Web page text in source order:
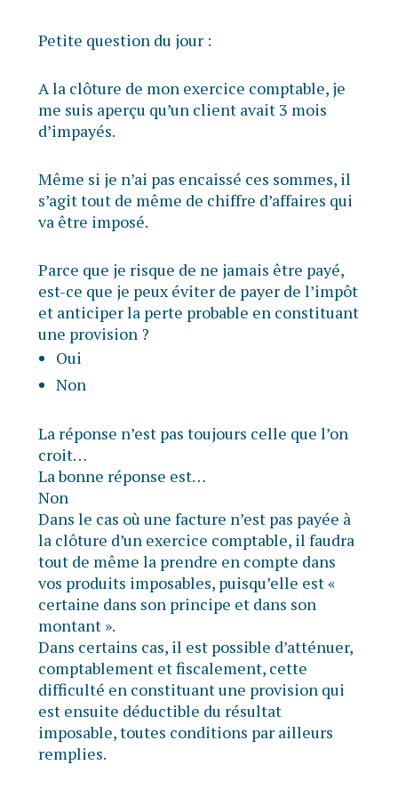
Petite question du jour :
A la clôture de mon exercice comptable, je
me suis aperçu qu’un client avait 3 mois
d’impayés.
Même si je n’ai pas encaissé ces sommes, il
s’agit tout de même de chiffre d’affaires qui
va être imposé.
Parce que je risque de ne jamais être payé,
est-ce que je peux éviter de payer de l’impôt
et anticiper la perte probable en constituant
une provision ?
Oui
Non
La réponse n’est pas toujours celle que l’on
croit…
La bonne réponse est…
Non
Dans le cas où une facture n’est pas payée à
la clôture d’un exercice comptable, il faudra
tout de même la prendre en compte dans
vos produits imposables, puisqu’elle est «
certaine dans son principe et dans son
montant ».
Dans certains cas, il est possible d’atténuer,
comptablement et fiscalement, cette
difficulté en constituant une provision qui
est ensuite déductible du résultat
imposable, toutes conditions par ailleurs
remplies.